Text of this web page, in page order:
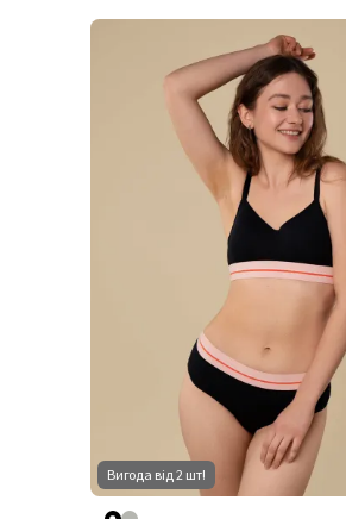
Вигода від 2 шт!